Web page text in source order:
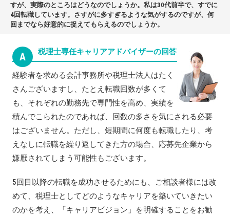
すが、実際のところはどうなのでしょうか。私は30代前半で、すでに
4回転職しています。さすがに多すぎるような気がするのですが、何
回までなら好意的に捉えてもらえるのでしょうか。
A 税理士専任キャリアアドバイザーの回答
経験者を求める会計事務所や税理士法人はたく
さんございますし、たとえ転職回数が多くて
も、それぞれの勤務先で専門性を高め、実績を
積んでこられたのであれば、回数の多さを気にされる必要
はございません。ただし、短期間に何度も転職したり、考
えなしに転職を繰り返してきた方の場合、応募先企業から
嫌厭されてしまう可能性もございます。
5回目以降の転職を成功させるためにも、ご相談者様には改
めて、税理士としてどのようなキャリアを築いていきたい
のかを考え、「キャリアビジョン」を明確することをお勧